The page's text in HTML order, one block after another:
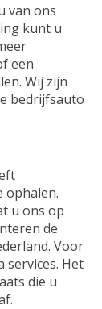
van ons
kunt u
een
Wij zijn
bedrijfsauto
ophalen.
u ons op
de
Voor
services. Het
die u